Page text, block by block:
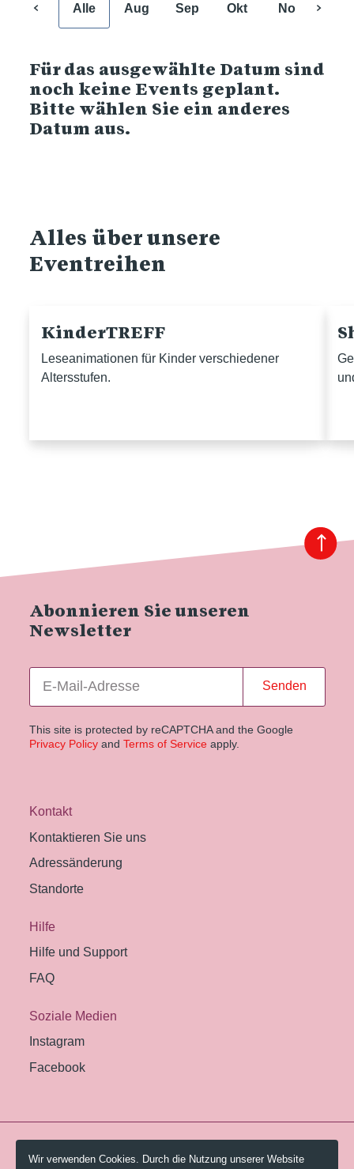
Alle Aug Sep Okt Nov
Für das ausgewählte Datum sind
noch keine Events geplant.
Bitte wählen Sie ein anderes
Datum aus.
Alles über unsere
Eventreihen
KinderTREFF
Leseanimationen für Kinder verschiedener
Altersstufen.
Abonnieren Sie unseren
Newsletter
Senden
This site is protected by reCAPTCHA and the Google
Privacy Policyand Terms of Service apply.
Kontakt
Kontaktieren Sie uns
Adressänderung
Standorte
Hilfe
Hilfe und Support
FAQ
Soziale Medien
Instagram
Facebook
© 2026 Pestalozzi-Bibliothek Zürich.
Wir verwenden Cookies. Durch die Nutzung unserer Website